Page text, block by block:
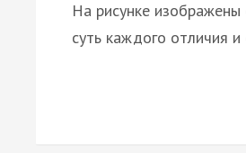
На рисунке
суть каждого отличия